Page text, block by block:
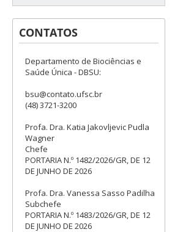
CONTATOS
Departamento de Biociências e
Saúde Única - DBSU:
bsu@contato.ufsc.br
(48) 3721-3200
Profa. Dra. Katia Jakovljevic Pudla
Wagner
Chefe
PORTARIA N.º 1482/2026/GR, DE 12
DE JUNHO DE 2026
Profa. Dra. Vanessa Sasso Padilha
Subchefe
PORTARIA N.º 1483/2026/GR, DE 12
DE JUNHO DE 2026